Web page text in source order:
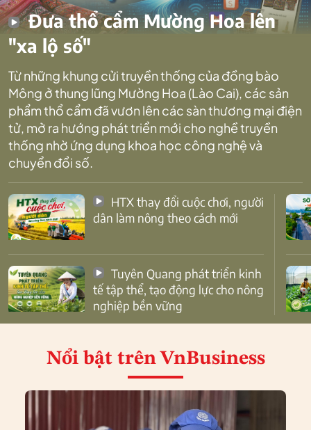
Đưa thổ cẩm Mường Hoa lên
"xa lộ số"
Từ những khung cửi truyền thống của đồng bào
Mông ở thung lũng Mường Hoa (Lào Cai), các sản
phẩm thổ cẩm đã vươn lên các sàn thương mại điện
tử, mở ra hướng phát triển mới cho nghề truyền
thống nhờ ứng dụng khoa học công nghệ và
chuyển đổi số.
dân làm nông theo cách mới
tế tập thể, tạo động lực cho nông
nghiệp bền vững
Nổi bật trên VnBusiness